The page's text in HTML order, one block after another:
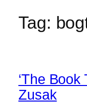
Tag:
‘The Book
Zusak